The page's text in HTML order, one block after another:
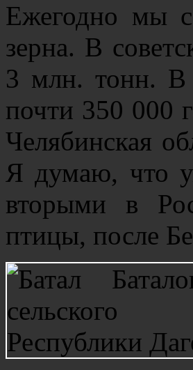
Ежегодно мы
зерна. В
3 млн. тонн. В
почти 350 000
Челябинская
Я думаю, что
вторыми в
птицы, после